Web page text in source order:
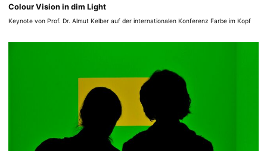
Colour Vision in dim Light
Keynote von Prof. Dr. Almut Kelber auf der internationalen Konferenz Farbe im Kopf